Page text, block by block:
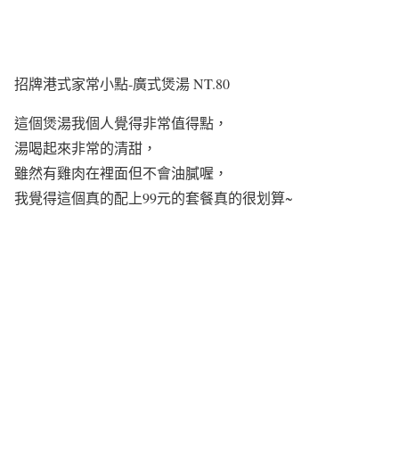
招牌港式家常小點-廣式煲湯 NT.80
這個煲湯我個人覺得非常值得點，
湯喝起來非常的清甜，
雖然有雞肉在裡面但不會油膩喔，
我覺得這個真的配上99元的套餐真的很划算~